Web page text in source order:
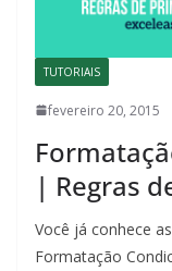
TUTORIAIS
fevereiro 20, 2015
| Regras
Você já conhece
Formatação